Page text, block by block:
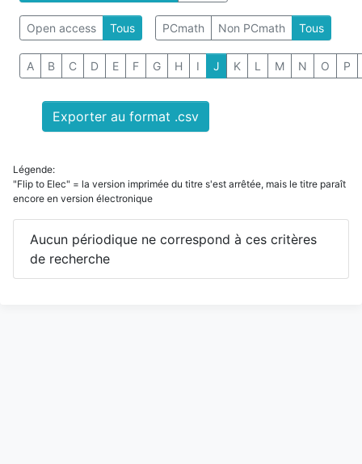
Open access Tous PCmath Non PCmath Tous
A B C D E F G H I J K L M N O P
Exporter au format .csv
Légende:
"Flip to Elec" = la version imprimée du titre s'est arrêtée, mais le titre paraît
encore en version électronique
Aucun périodique ne correspond à ces critères
de recherche